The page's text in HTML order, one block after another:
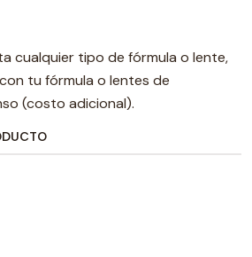
cualquier tipo de fórmula o lente,
tu fórmula o lentes de
(costo adicional).